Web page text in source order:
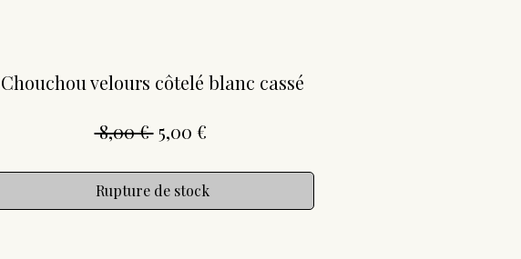
Chouchou velours côtelé blanc cassé
8,00 € Prix
5,00 €Prix
Rupture de stock